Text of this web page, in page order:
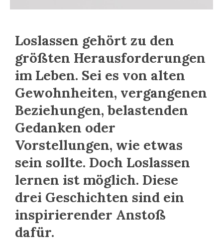
Loslassen gehört zu den
größten Herausforderungen
im Leben. Sei es von alten
Gewohnheiten, vergangenen
Beziehungen, belastenden
Gedanken oder
Vorstellungen, wie etwas
sein sollte. Doch Loslassen
lernen ist möglich. Diese
drei Geschichten sind ein
inspirierender Anstoß
dafür.